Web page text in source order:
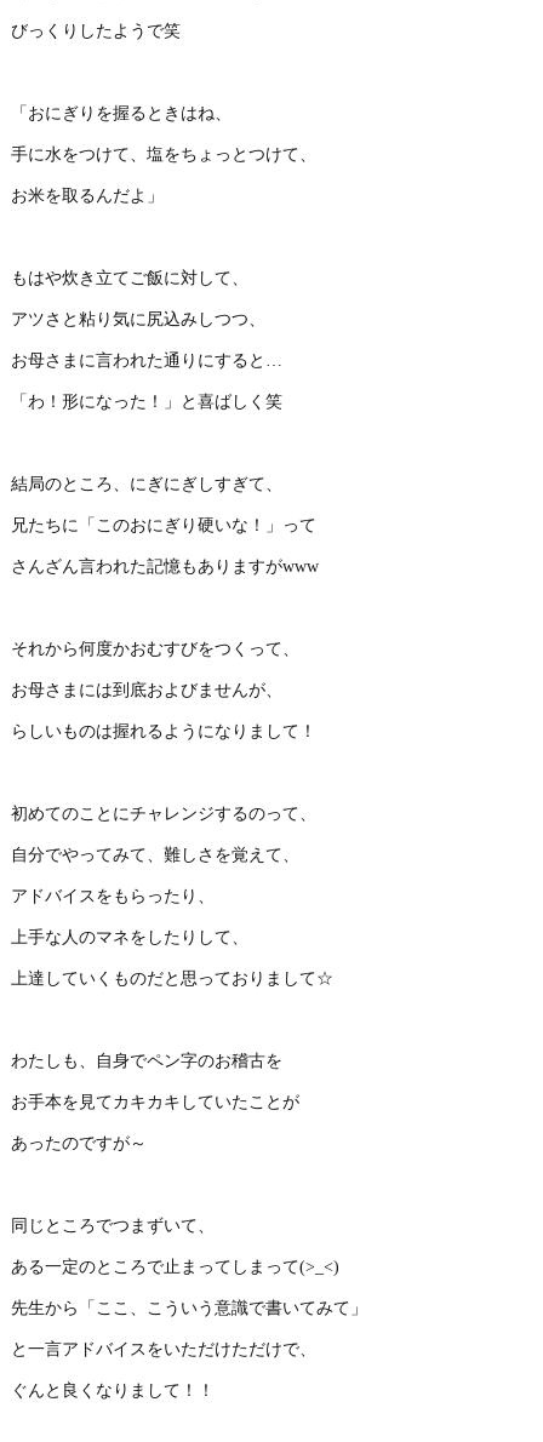
びっくりしたようで笑
「おにぎりを握るときはね、
手に水をつけて、塩をちょっとつけて、
お米を取るんだよ」
もはや炊き立てご飯に対して、
アツさと粘り気に尻込みしつつ、
お母さまに言われた通りにすると…
「わ！形になった！」と喜ばしく笑
結局のところ、にぎにぎしすぎて、
兄たちに「このおにぎり硬いな！」って
さんざん言われた記憶もありますがwww
それから何度かおむすびをつくって、
お母さまには到底およびませんが、
らしいものは握れるようになりまして！
初めてのことにチャレンジするのって、
自分でやってみて、難しさを覚えて、
アドバイスをもらったり、
上手な人のマネをしたりして、
上達していくものだと思っておりまして☆
わたしも、自身でペン字のお稽古を
お手本を見てカキカキしていたことが
あったのですが～
同じところでつまずいて、
ある一定のところで止まってしまって(>_<)
先生から「ここ、こういう意識で書いてみて」
と一言アドバイスをいただけただけで、
ぐんと良くなりまして！！